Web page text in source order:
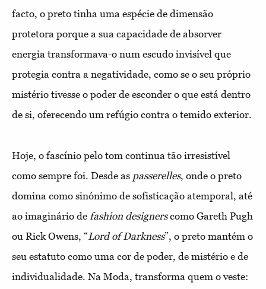
facto, o preto tinha uma espécie de dimensão
protetora porque a sua capacidade de absorver
energia transformava-o num escudo invisível que
protegia contra a negatividade, como se o seu próprio
mistério tivesse o poder de esconder o que está dentro
de si, oferecendo um refúgio contra o temido exterior.
Hoje, o fascínio pelo tom continua tão irresistível
como sempre foi. Desde as passerelles, onde o preto
domina como sinónimo de sofisticação atemporal, até
ao imaginário de fashion designerscomo Gareth Pugh
ou Rick Owens, “Lord of Darkness”, o preto mantém o
seu estatuto como uma cor de poder, de mistério e de
individualidade. Na Moda, transforma quem o veste: